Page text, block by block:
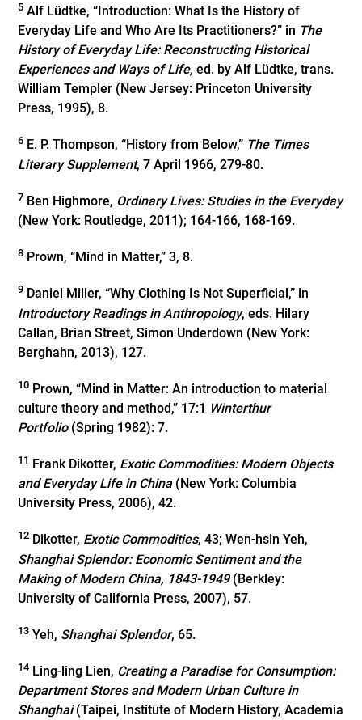
5 Alf Lüdtke, “Introduction: What Is the History of
Everyday Life and Who Are Its Practitioners?” in The
History of Everyday Life: Reconstructing Historical
Experiences and Ways of Life, ed. by Alf Lüdtke, trans.
William Templer (New Jersey: Princeton University
Press, 1995), 8.
6 E. P. Thompson, “History from Below,” The Times
Literary Supplement, 7 April 1966, 279-80.
7 Ben Highmore, Ordinary Lives: Studies in the Everyday
(New York: Routledge, 2011); 164-166, 168-169.
8 Prown, “Mind in Matter,” 3, 8.
9 Daniel Miller, “Why Clothing Is Not Superficial,” in
Introductory Readings in Anthropology, eds. Hilary
Callan, ‎Brian Street, ‎Simon Underdown (New York:
Berghahn, 2013), 127.
10 Prown, “Mind in Matter: An introduction to material
culture theory and method,” 17:1 Winterthur
Portfolio(Spring 1982): 7.
11 Frank Dikotter, Exotic Commodities: Modern Objects
and Everyday Life in China(New York: Columbia
University Press, 2006), 42.
12 Dikotter, Exotic Commodities, 43; Wen-hsin Yeh,
Shanghai Splendor: Economic Sentiment and the
Making of Modern China, 1843-1949 (Berkley:
University of California Press, 2007), 57.
13 Yeh, Shanghai Splendor, 65.
14 Ling-ling Lien, Creating a Paradise for Consumption:
Department Stores and Modern Urban Culture in
Shanghai(Taipei, Institute of Modern History, Academia